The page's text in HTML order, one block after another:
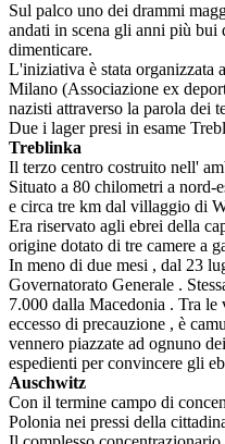
Sul palco uno dei drammi
andati in scena gli anni più
dimenticare.
L'iniziativa è stata organizzata
Milano (Associazione ex
nazisti attraverso la parola dei
Due i lager presi in esame
Treblinka
Il terzo centro costruito nell'
Situato a 80 chilometri a
e circa tre km dal villaggio di
Era riservato agli ebrei della
origine dotato di tre camere a
In meno di due mesi , dal 23
Governatorato Generale .
7.000 dalla Macedonia . Tra
eccesso di precauzione , è
vennero piazzate ad ognuno
espedienti per convincere gli
Auschwitz
Con il termine campo di
Polonia nei pressi della